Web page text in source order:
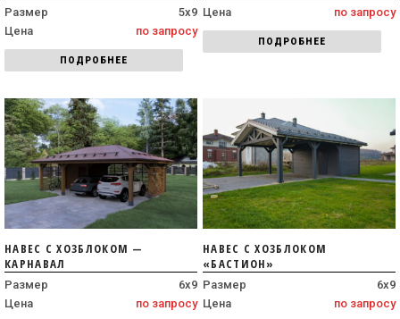
Размер
5х9
Цена
по запросу
ПОДРОБНЕЕ
Цена по запросу
ПОДРОБНЕЕ
НАВЕС С ХОЗБЛОКОМ —
КАРНАВАЛ
Размер
6х9
Цена
по запросу
НАВЕС С ХОЗБЛОКОМ
«БАСТИОН»
Размер
6х9
Цена
по запросу